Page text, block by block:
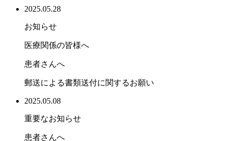
2025.05.28
お知らせ
医療関係の皆様へ
患者さんへ
郵送による書類送付に関するお願い
2025.05.08
重要なお知らせ
患者さんへ